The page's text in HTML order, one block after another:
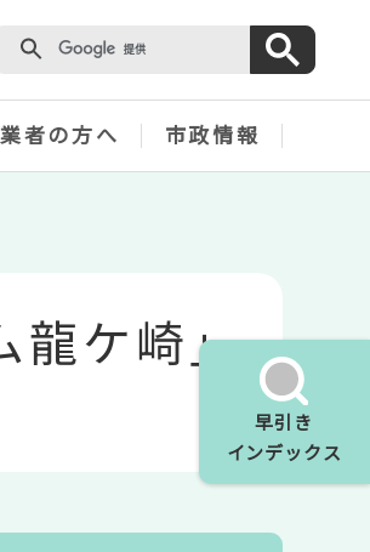
早引き
インデックス
者の方へ 市政情報
龍ケ崎」